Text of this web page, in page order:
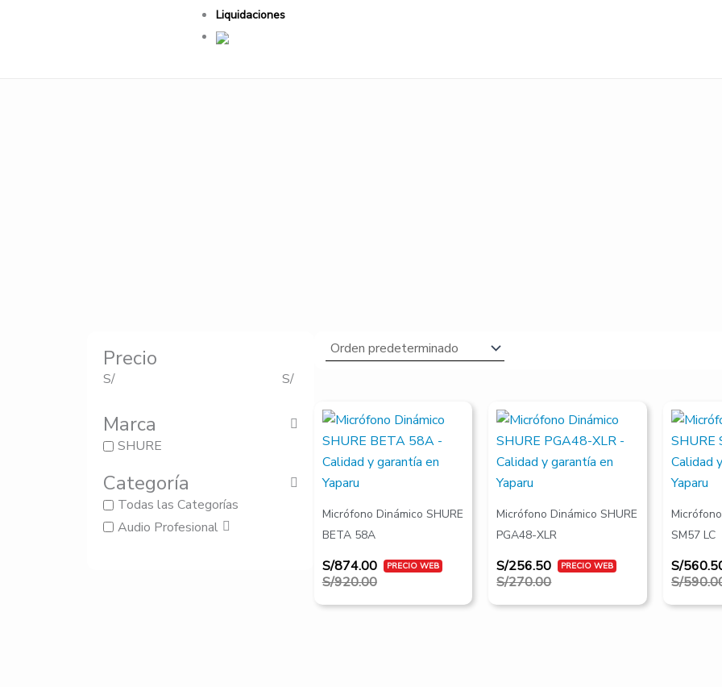
Liquidaciones
Precio
S/ S/
Marca
SHURE
Categoría
Todas las Categorías
Audio Profesional
Micrófono Dinámico SHURE
BETA 58A
S/920.00
El
precio
original
era:
S/920.00.
S/874.00
El
precio
actual
es:
S/874.00.
Micrófono Dinámico SHURE
PGA48-XLR
S/270.00
El
precio
original
era:
S/270.00.
S/256.50
El
precio
actual
es:
S/256.50.
SM57 LC
S/
El
precio
original
era:
S/
S/
El
precio
actual
es:
S/